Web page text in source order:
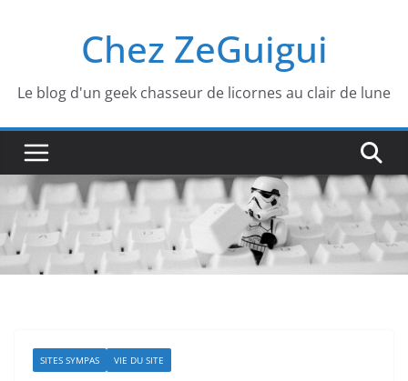
Chez ZeGuigui
Le blog d'un geek chasseur de licornes au clair de lune
SITES SYMPAS VIE DU SITE